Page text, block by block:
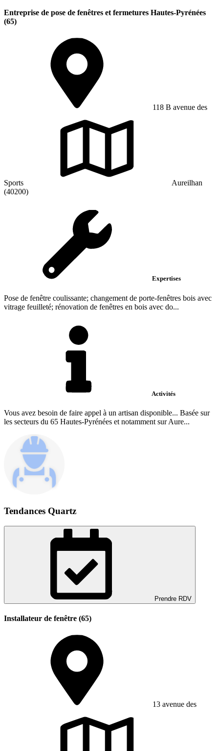
Entreprise de pose de fenêtres et fermetures Hautes-Pyrénées
(65)
118 B avenue des
Sports
Aureilhan
(40200)
Expertises
Pose de fenêtre coulissante; changement de porte-fenêtres bois avec
vitrage feuilleté; rénovation de fenêtres en bois avec do...
Activités
Vous avez besoin de faire appel à un artisan disponible... Basée sur
les secteurs du 65 Hautes-Pyrénées et notamment sur Aure...
Tendances Quartz
Prendre RDV
Installateur de fenêtre (65)
13 avenue des